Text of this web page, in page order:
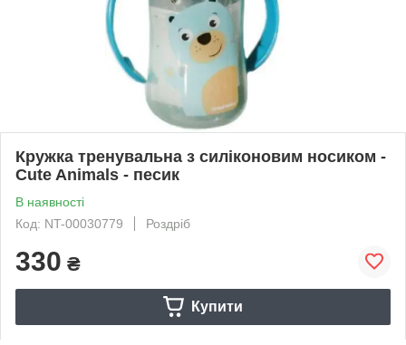
Кружка тренувальна з силіконовим носиком -
Cute Animals - песик
В наявності
Код: NT-00030779
Роздріб
330 ₴
Купити